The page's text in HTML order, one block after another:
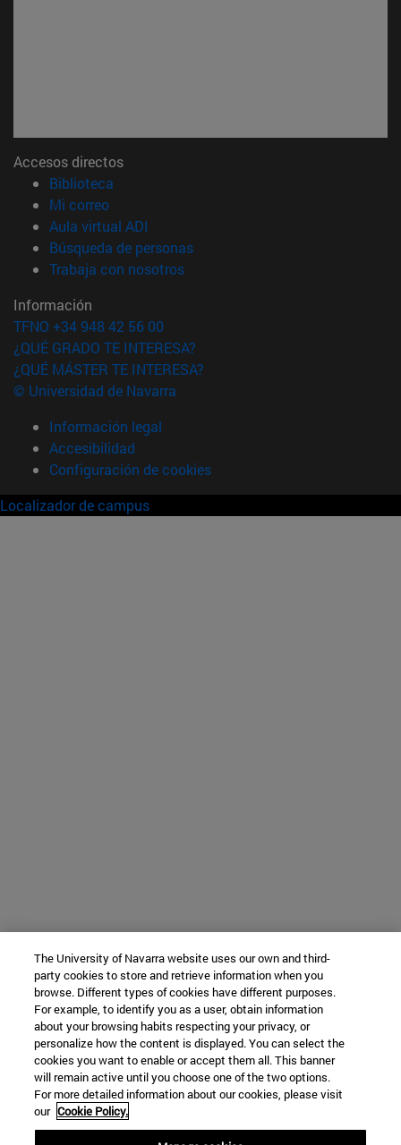
Accesos directos
Biblioteca
Mi correo(abre en nueva ventana)
Aula virtual ADI
Búsqueda de personas(abre en nueva ventana)
Trabaja con nosotros(abre en nueva ventana)
Información
TFNO +34 948 42 56 00
¿QUÉ GRADO TE INTERESA?
¿QUÉ MÁSTER TE INTERESA?
© Universidad de Navarra
Información legal
Accesibilidad
Configuración de cookies
Localizador de campus
The University of Navarra website uses our own and third-
party cookies to store and retrieve information when you
browse. Different types of cookies have different purposes.
For example, to identify you as a user, obtain information
about your browsing habits respecting your privacy, or
personalize how the content is displayed. You can select the
cookies you want to enable or accept them all. This banner
will remain active until you choose one of the two options.
For more detailed information about our cookies, please visit
our Cookie Policy.